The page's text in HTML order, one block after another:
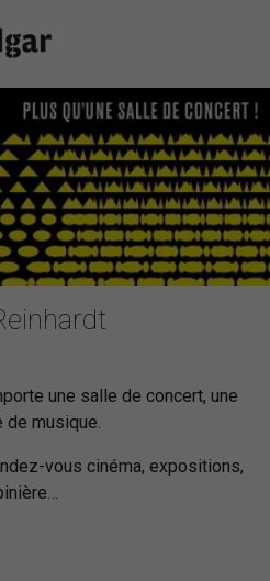
une salle de concert, une
de musique.
vous cinéma, expositions,